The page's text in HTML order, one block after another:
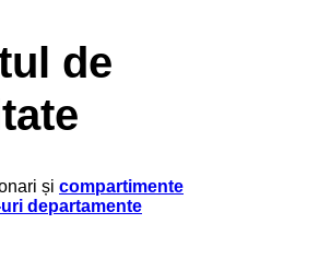
de
și compartimente
uri departamente